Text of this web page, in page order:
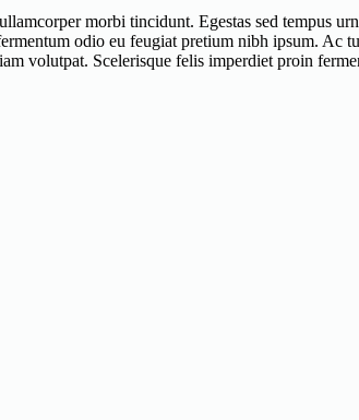
morbi tincidunt. Egestas sed tempus
odio eu feugiat pretium nibh ipsum. Ac
volutpat. Scelerisque felis imperdiet proin